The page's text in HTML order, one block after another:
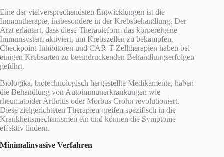
Eine der vielversprechendsten Entwicklungen ist die
Immuntherapie, insbesondere in der Krebsbehandlung. Der
Arzt erläutert, dass diese Therapieform das körpereigene
Immunsystem aktiviert, um Krebszellen zu bekämpfen.
Checkpoint-Inhibitoren und CAR-T-Zelltherapien haben bei
einigen Krebsarten zu beeindruckenden Behandlungserfolgen
geführt.
Biologika, biotechnologisch hergestellte Medikamente, haben
die Behandlung von Autoimmunerkrankungen wie
rheumatoider Arthritis oder Morbus Crohn revolutioniert.
Diese zielgerichteten Therapien greifen spezifisch in die
Krankheitsmechanismen ein und können die Symptome
effektiv lindern.
Minimalinvasive Verfahren